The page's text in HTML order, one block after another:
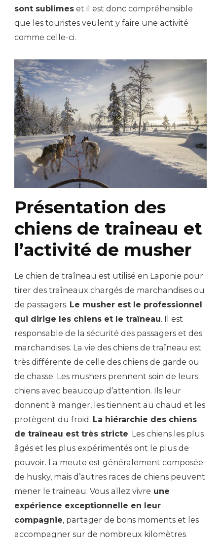
sont sublimes et il est donc compréhensible
que les touristes veulent y faire une activité
comme celle-ci.
Présentation des
chiens de traineau et
l’activité de musher
Le chien de traîneau est utilisé en Laponie pour
tirer des traîneaux chargés de marchandises ou
de passagers. Le musher est le professionnel
qui dirige les chiens et le traîneau. Il est
responsable de la sécurité des passagers et des
marchandises. La vie des chiens de traîneau est
très différente de celle des chiens de garde ou
de chasse. Les mushers prennent soin de leurs
chiens avec beaucoup d’attention. Ils leur
donnent à manger, les tiennent au chaud et les
protègent du froid. La hiérarchie des chiens
de traîneau est très stricte. Les chiens les plus
âgés et les plus expérimentés ont le plus de
pouvoir. La meute est généralement composée
de husky, mais d’autres races de chiens peuvent
mener le traineau. Vous allez vivre une
expérience exceptionnelle en leur
compagnie, partager de bons moments et les
accompagner sur de nombreux kilomètres